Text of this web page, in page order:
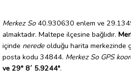
Merkez So40.930630 enlem ve
almaktadır. Maltepe ilçesine bağlıdır.
içinde nerede olduğu harita merkezinde
posta kodu 34844. Merkez So GPS
ve 29° 8´ 5.9244".